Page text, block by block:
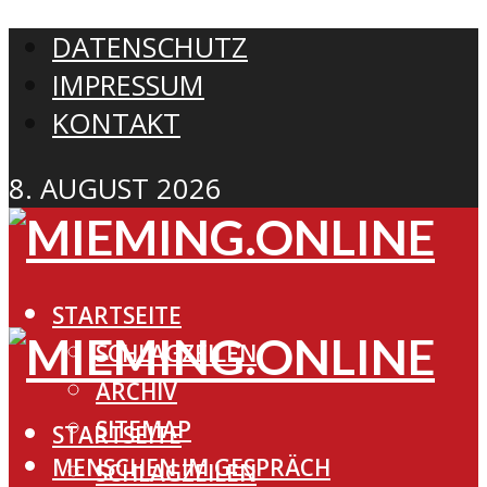
DATENSCHUTZ
IMPRESSUM
KONTAKT
8. AUGUST 2026
STARTSEITE
SCHLAGZEILEN
ARCHIV
SITEMAP
MENSCHEN IM GESPRÄCH
STARTSEITE
SCHLAGZEILEN